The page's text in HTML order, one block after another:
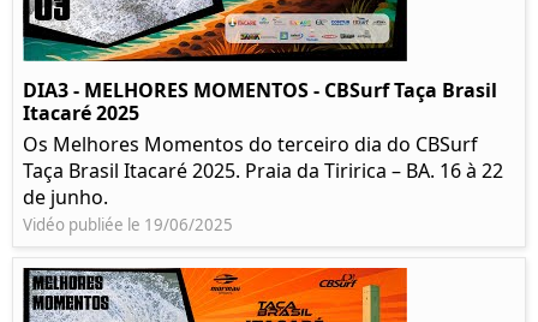
DIA3 - MELHORES MOMENTOS - CBSurf Taça Brasil
Itacaré 2025
Os Melhores Momentos do terceiro dia do CBSurf
Taça Brasil Itacaré 2025. Praia da Tiririca – BA. 16 à 22
de junho.
Vidéo publiée le 19/06/2025